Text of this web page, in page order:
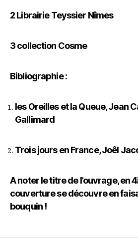
2 Librairie Teyssier Nîmes
3 collection Cosme
Bibliographie :
les Oreilles et la Queue, Jean
Gallimard
Trois jours en France, Joêl
A noter le titre de l’ouvrage, en
couverture se découvre en
bouquin !